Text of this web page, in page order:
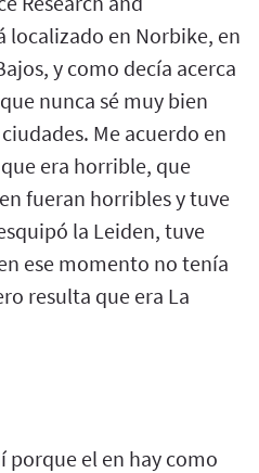
localizado en Norbike, en
y como decía acerca
nunca sé muy bien
Me acuerdo en
era horrible, que
fueran horribles y tuve
la Leiden, tuve
ese momento no tenía
resulta que era La
porque el en hay como